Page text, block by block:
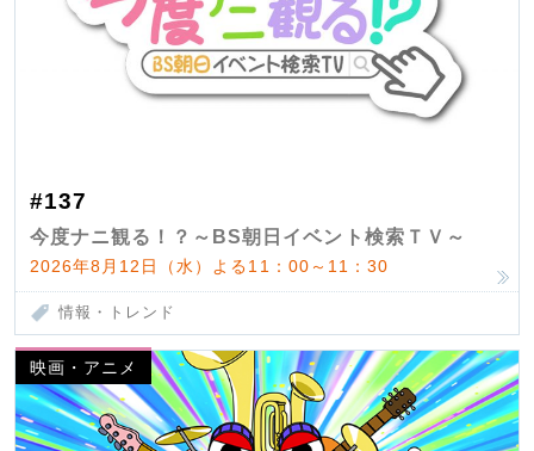
#137
今度ナニ観る！？～BS朝日イベント検索ＴＶ～
2026年8月12日（水）よる11：00～11：30
情報・トレンド
映画・アニメ